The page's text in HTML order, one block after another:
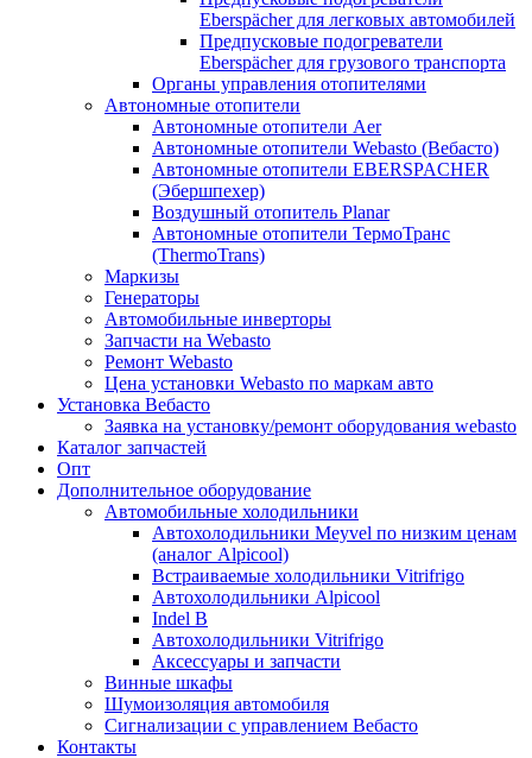
Eberspächer для легковых автомобилей
Предпусковые подогреватели
Eberspächer для грузового транспорта
Органы управления отопителями
Автономные отопители
Автономные отопители Аer
Автономные отопители Webasto (Вебасто)
Автономные отопители EBERSPACHER
(Эбершпехер)
Воздушный отопитель Planar
Автономные отопители ТермоТранс
(ThermoTrans)
Маркизы
Генераторы
Автомобильные инверторы
Запчасти на Webasto
Ремонт Webasto
Цена установки Webasto по маркам авто
Установка Вебасто
Заявка на установку/ремонт оборудования webasto
Каталог запчастей
Опт
Дополнительное оборудование
Автомобильные холодильники
Автохолодильники Meyvel по низким ценам
(аналог Alpicool)
Встраиваемые холодильники Vitrifrigo
Автохолодильники Alpicool
Indel B
Автохолодильники Vitrifrigo
Аксессуары и запчасти
Винные шкафы
Шумоизоляция автомобиля
Сигнализации с управлением Вебасто
Контакты